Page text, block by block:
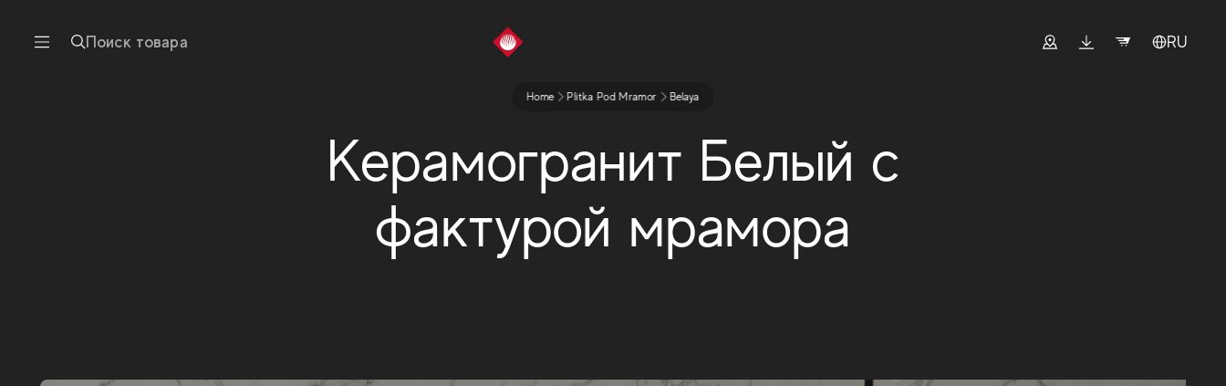
Поиск товара RU
Home Plitka Pod Mramor Belaya
Керамогранит Белый с
фактурой мрамора